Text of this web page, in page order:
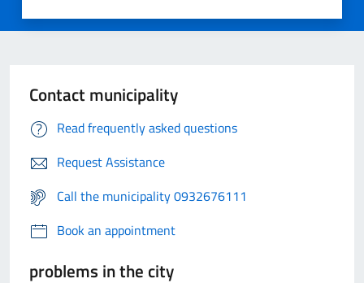
Contact municipality
Read frequently asked questions
Request Assistance
Call the municipality 0932676111
Book an appointment
problems in the city